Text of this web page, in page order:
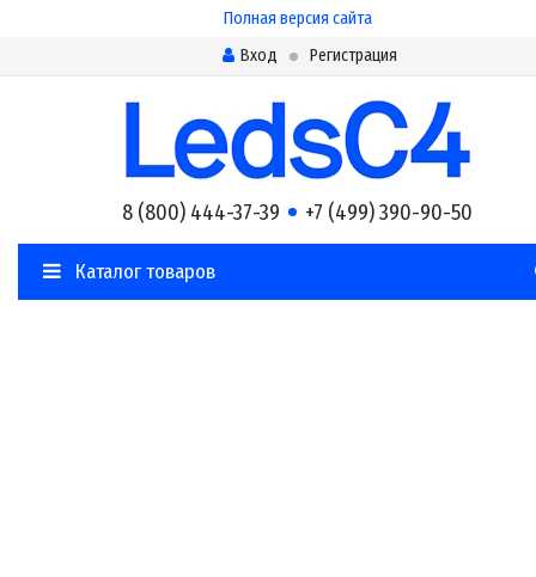
Полная версия сайта
Вход
Регистрация
8 (800) 444-37-39 +7 (499) 390-90-50
Каталог товаров